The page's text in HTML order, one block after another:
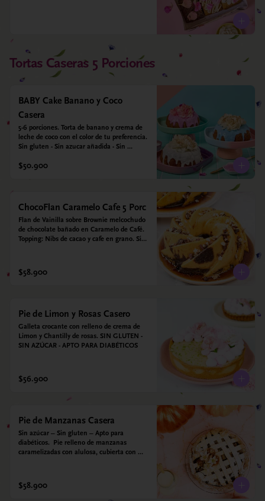
Tortas Caseras 5 Porciones
BABY Cake Banano y Coco
Casera
5-6 porciones. Torta de banano y crema de
leche de coco con el color de tu preferencia.
Sin gluten - Sin azucar añadida - Sin
Lacteos
$50.900
ChocoFlan Caramelo Cafe 5 Porc
Flan de Vainilla sobre Brownie melcochudo
de chocolate bañado en Caramelo de Café.
Topping: Nibs de cacao y cafe en grano. Sin
$58.900
Pie de Limon y Rosas Casero
Galleta crocante con relleno de crema de
Limon y Chantilly de rosas. SIN GLUTEN -
SIN AZÚCAR - APTO PARA DIABÉTICOS
$56.900
Pie de Manzanas Casera
Sin azúcar – Sin gluten – Apto para
diabéticos.  Pie relleno de manzanas
caramelizadas con alulosa, cubierta con
de leche de coco y que envuelve todos los
sabores.
$58.900